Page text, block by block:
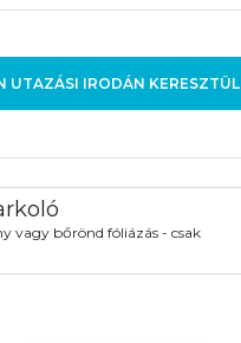
UTAZÁSI IRODÁN KERESZTÜL
vagy bőrönd fóliázás - csak